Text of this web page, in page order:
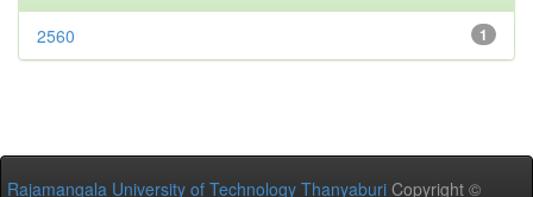
1
2560
Rajamangala University of Technology Thanyaburi Copyright ©